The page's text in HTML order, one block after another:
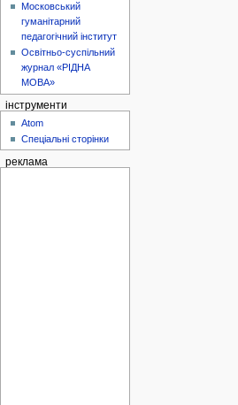
Московський
гуманітарний
педагогічний інститут
Освітньо-суспільний
журнал «РІДНА
МОВА»
інструменти
Atom
Спеціальні сторінки
реклама